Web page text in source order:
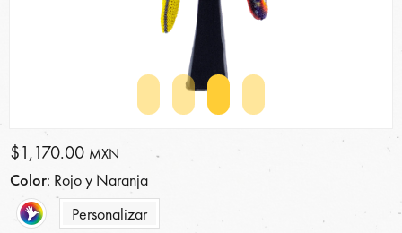
$1,170.00 MXN
Color: Rojo y Naranja
Personalizar